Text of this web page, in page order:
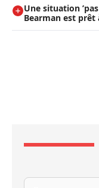
Une situation
Bearman est
Recherche